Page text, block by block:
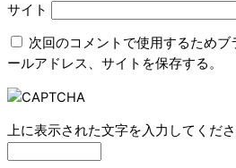
サイト
次回のコメントで使用するためブ
ールアドレス、サイトを保存する。
上に表示された文字を入力してくださ